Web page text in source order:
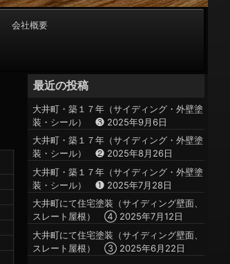
会社概要
最近の投稿
大井町・築１７年（サイディング・外壁塗
装・シール） ❸ 2025年9月6日
大井町・築１７年（サイディング・外壁塗
装・シール） ❷ 2025年8月26日
大井町・築１７年（サイディング・外壁塗
装・シール） ❶ 2025年7月28日
大井町にて住宅塗装（サイディング壁面、
スレート屋根） ④ 2025年7月12日
大井町にて住宅塗装（サイディング壁面、
スレート屋根） ③ 2025年6月22日